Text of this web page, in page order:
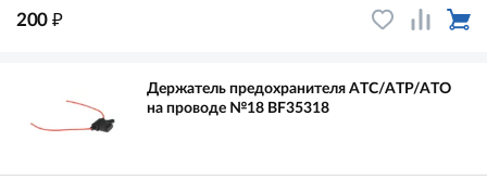
200 ₽
Держатель предохранителя ATC/ATP/ATO
на проводе №18 BF35318